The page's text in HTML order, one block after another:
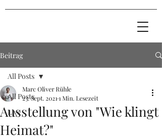
Beitrag
All Posts
Live
All Posts
Ausstellung von "Wie klingt
Heimat?"
Marc Oliver Rühle
23. Sept. 2021 1 Min. Lesezeit